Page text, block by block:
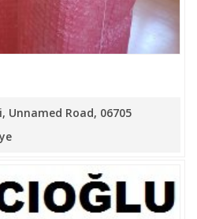
Unnamed Road, 06705